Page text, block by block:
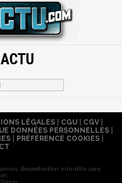
LÉGALES| CGU| CGV|
DONNÉES PERSONNELLES
PRÉFÉRENCE COOKIES
Reproduction interdite sans